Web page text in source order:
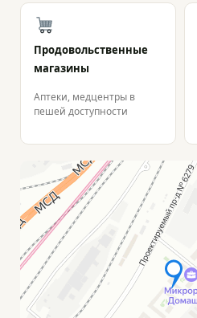
Продовольственные
магазины
Аптеки, медцентры в
пешей доступности